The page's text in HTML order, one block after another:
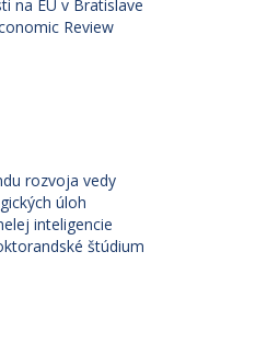
na EU v Bratislave
Review
rozvoja vedy
úloh
inteligencie
štúdium